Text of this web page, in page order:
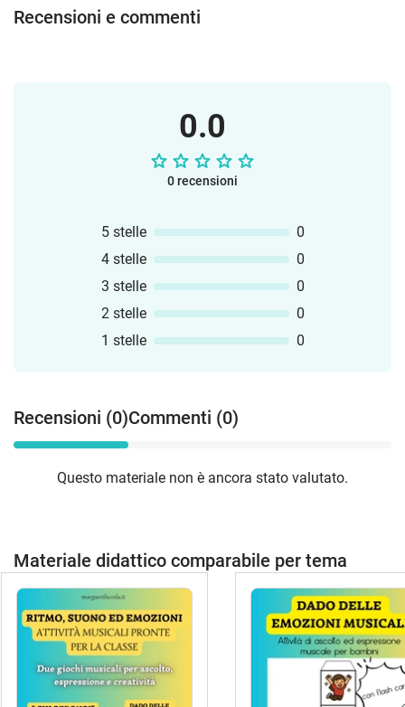
Recensioni e commenti
0.0
0 recensioni
5 stelle
0
4 stelle
0
3 stelle
0
2 stelle
0
1 stelle
0
Recensioni (0)Commenti (0)
Questo materiale non è ancora stato valutato.
Materiale didattico comparabile per tema